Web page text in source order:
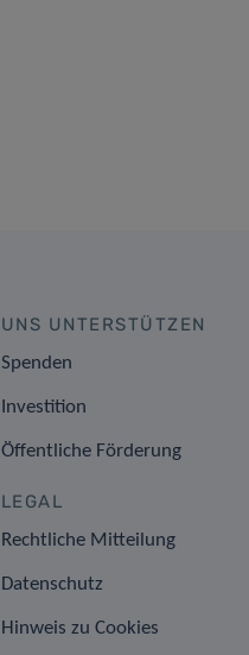
UNS UNTERSTÜTZEN
Spenden
Investition
Öffentliche Förderung
LEGAL
Rechtliche Mitteilung
Datenschutz
Hinweis zu Cookies